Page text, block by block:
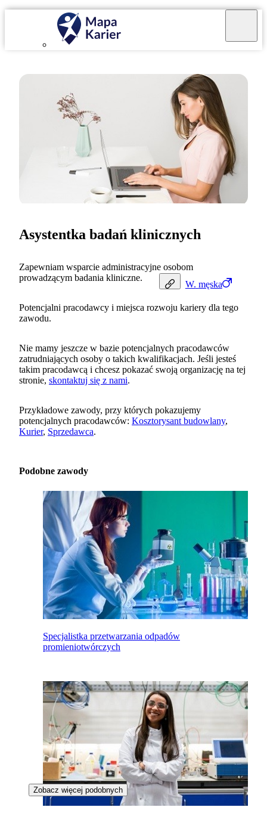
W. męska
Asystentka badań klinicznych
Zapewniam wsparcie administracyjne osobom
prowadzącym badania kliniczne.
Potencjalni pracodawcy i miejsca rozwoju kariery dla tego
zawodu.
Nie mamy jeszcze w bazie potencjalnych pracodawców
zatrudniających osoby o takich kwalifikacjach. Jeśli jesteś
takim pracodawcą i chcesz pokazać swoją organizację na tej
stronie, skontaktuj się z nami.
Przykładowe zawody, przy których pokazujemy
potencjalnych pracodawców: Kosztorysant budowlany,
Kurier, Sprzedawca.
Podobne zawody
Specjalistka przetwarzania odpadów
promieniotwórczych
Zobacz więcej podobnych